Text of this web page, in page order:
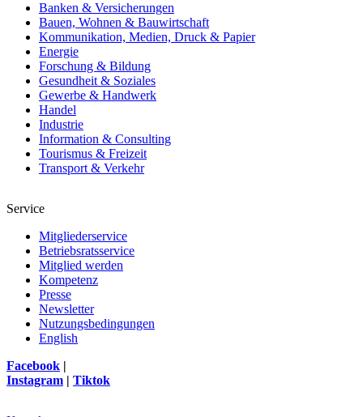
Banken & Versicherungen
Bauen, Wohnen & Bauwirtschaft
Kommunikation, Medien, Druck & Papier
Energie
Forschung & Bildung
Gesundheit & Soziales
Gewerbe & Handwerk
Handel
Industrie
Information & Consulting
Tourismus & Freizeit
Transport & Verkehr
Service
Mitgliederservice
Betriebsratsservice
Mitglied werden
Kompetenz
Presse
Newsletter
Nutzungsbedingungen
English
Facebook |
Instagram | Tiktok